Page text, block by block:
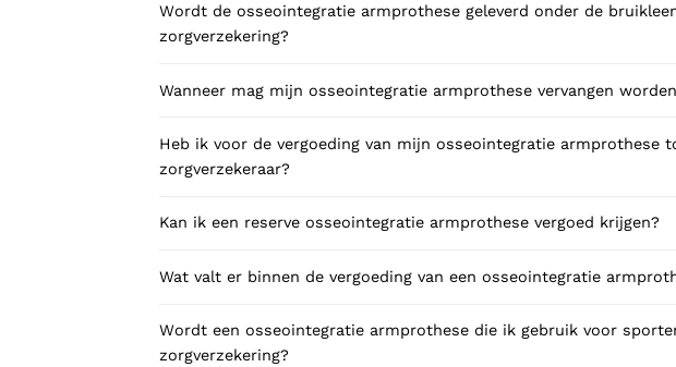
Wordt de osseointegratie armprothese geleverd onder de
zorgverzekering?
Wanneer mag mijn osseointegratie armprothese vervangen
Heb ik voor de vergoeding van mijn osseointegratie armprothese
zorgverzekeraar?
Kan ik een reserve osseointegratie armprothese vergoed krijgen?
Wat valt er binnen de vergoeding van een osseointegratie
Wordt een osseointegratie armprothese die ik gebruik voor
zorgverzekering?